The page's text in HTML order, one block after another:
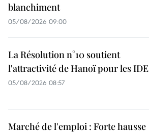
blanchiment
05/08/2026 09:00
La Résolution n°10 soutient
l'attractivité de Hanoï pour les IDE
05/08/2026 08:57
Marché de l'emploi : Forte hausse